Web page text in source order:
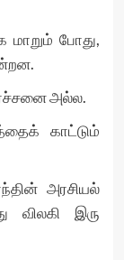
போது,
அல்ல.
காட்டும்
அரசியல்
விலகி இரு